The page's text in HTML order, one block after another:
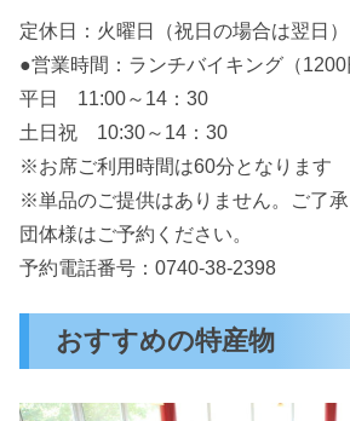
定休日：火曜日（祝日の場合は翌日）
●営業時間：ランチバイキング（1200
平日 11:00～14：30
土日祝 10:30～14：30
※お席ご利用時間は60分となります
※単品のご提供はありません。ご了承
団体様はご予約ください。
予約電話番号：0740-38-2398
おすすめの特産物